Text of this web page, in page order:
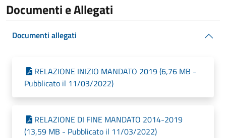
Documenti e Allegati
Documenti allegati
RELAZIONE INIZIO MANDATO 2019 (6,76 MB -
Pubblicato il 11/03/2022)
RELAZIONE DI FINE MANDATO 2014-2019
(13,59 MB - Pubblicato il 11/03/2022)